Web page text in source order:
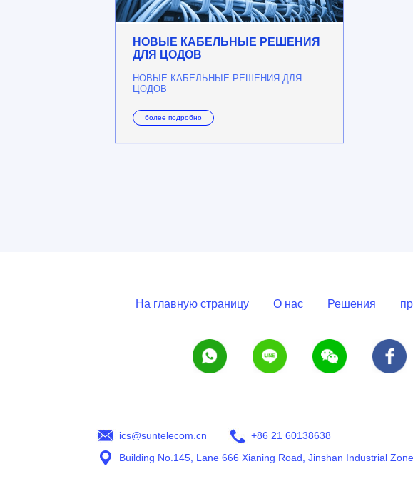
НОВЫЕ КАБЕЛЬНЫЕ РЕШЕНИЯ
ДЛЯ ЦОДОВ
НОВЫЕ КАБЕЛЬНЫЕ РЕШЕНИЯ ДЛЯ
ЦОДОВ
более подробно
На главную страницу О нас Решения
ics@suntelecom.cn
+86 21 60138638
Building No.145, Lane 666 Xianing Road, Jinshan Industrial